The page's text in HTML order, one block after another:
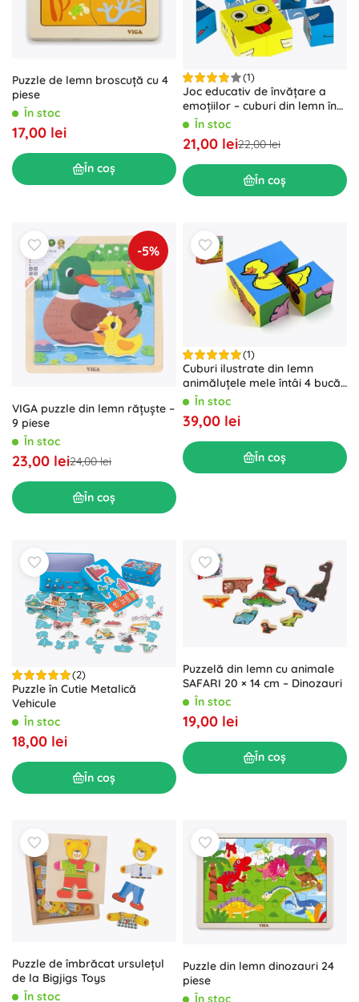
Puzzle de lemn broscuță cu 4
piese
În stoc
17,00 lei
În coș
(1)
Joc educativ de învățare a
emoțiilor – cuburi din lemn în
cutie metalică
În stoc
21,00 lei22,00 lei
În coș
-5%
VIGA puzzle din lemn rățuște –
9 piese
În stoc
23,00 lei24,00 lei
În coș
(1)
Cuburi ilustrate din lemn
animăluțele mele întâi 4 bucăți
TEDDIES
În stoc
39,00 lei
În coș
(2)
Puzzle în Cutie Metalică
Vehicule
În stoc
18,00 lei
În coș
Puzzelă din lemn cu animale
SAFARI 20 × 14 cm – Dinozauri
În stoc
19,00 lei
În coș
Puzzle de îmbrăcat ursulețul
de la Bigjigs Toys
În stoc
Puzzle din lemn dinozauri 24
piese
În stoc